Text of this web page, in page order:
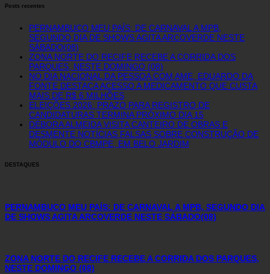
Posts recentes
PERNAMBUCO MEU PAÍS: DE CARNAVAL A MPB,
SEGUNDO DIA DE SHOWS AGITA ARCOVERDE NESTE
SÁBADO(08)
ZONA NORTE DO RECIFE RECEBE A CORRIDA DOS
PARQUES, NESTE DOMINGO (08)
NO DIA NACIONAL DA PESSOA COM AME, EDUARDO DA
FONTE DESTACA ACESSO A MEDICAMENTO QUE CUSTA
MAIS DE R$ 6 MILHÕES
ELEIÇÕES 2026: PRAZO PARA REGISTRO DE
CANDIDATURAS TERMINA PRÓXIMO DIA 15
DÉBORA ALMEIDA VISITA CANTEIRO DE OBRAS E
DESMENTE NOTÍCIAS FALSAS SOBRE CONSTRUÇÃO DE
MÓDULO DO CBMPE, EM BELO JARDIM
DESTAQUES
PERNAMBUCO MEU PAÍS: DE CARNAVAL A MPB, SEGUNDO DIA
DE SHOWS AGITA ARCOVERDE NESTE SÁBADO(08)
ZONA NORTE DO RECIFE RECEBE A CORRIDA DOS PARQUES,
NESTE DOMINGO (08)